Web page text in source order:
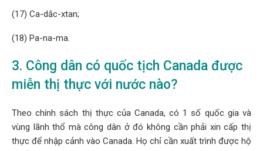
(17) Ca-dắc-xtan;
(18) Pa-na-ma.
3. Công dân có quốc tịch Canada được
miễn thị thực với nước nào?
Theo chính sách thị thực của Canada, có 1 số quốc gia và
vùng lãnh thổ mà công dân ở đó không cần phải xin cấp thị
thực để nhập cảnh vào Canada. Họ chỉ cần xuất trình được hộ